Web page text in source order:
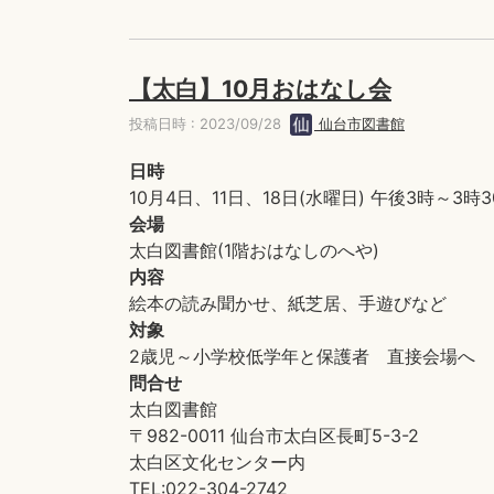
【太白】10月おはなし会
投稿日時 : 2023/09/28 仙台市図書館
日時
10月4日、11日、18日(水曜日) 午後3時～3時
会場
太白図書館(1階おはなしのへや)
内容
絵本の読み聞かせ、紙芝居、手遊びなど
対象
2歳児～小学校低学年と保護者 直接会場へ
問合せ
太白図書館
〒982-0011 仙台市太白区長町5-3-2
太白区文化センター内
TEL:022-304-2742